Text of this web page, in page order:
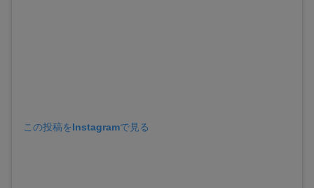
この投稿をInstagramで見る